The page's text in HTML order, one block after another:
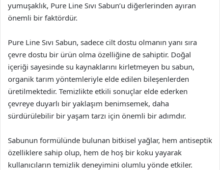
yumuşaklık, Pure Line Sıvı Sabun’u diğerlerinden ayıran
önemli bir faktördür.
Pure Line Sıvı Sabun, sadece cilt dostu olmanın yanı sıra
çevre dostu bir ürün olma özelliğine de sahiptir. Doğal
içeriği sayesinde su kaynaklarını kirletmeyen bu sabun,
organik tarım yöntemleriyle elde edilen bileşenlerden
üretilmektedir. Temizlikte etkili sonuçlar elde ederken
çevreye duyarlı bir yaklaşım benimsemek, daha
sürdürülebilir bir yaşam tarzı için önemli bir adımdır.
Sabunun formülünde bulunan bitkisel yağlar, hem antiseptik
özelliklere sahip olup, hem de hoş bir koku yayarak
kullanıcıların temizlik deneyimini olumlu yönde etkiler.